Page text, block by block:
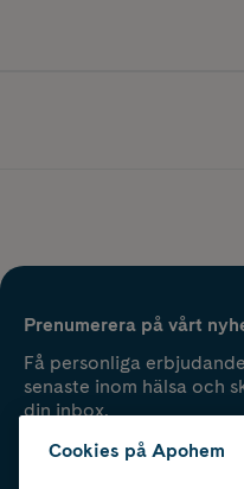
Prenumerera på vårt
Få personliga
senaste inom hälsa och
din inbox.
Cookies på Apohem